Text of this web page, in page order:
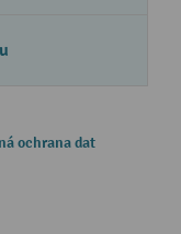
ochrana dat